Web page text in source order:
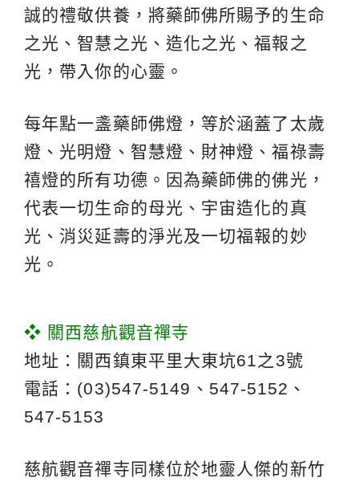
誠的禮敬供養，將藥師佛所賜予的生命
之光、智慧之光、造化之光、福報之
光，帶入你的心靈。
每年點一盞藥師佛燈，等於涵蓋了太歲
燈、光明燈、智慧燈、財神燈、福祿壽
禧燈的所有功德。因為藥師佛的佛光，
代表一切生命的母光、宇宙造化的真
光、消災延壽的淨光及一切福報的妙
光。
❖ 關西慈航觀音禪寺
地址：關西鎮東平里大東坑61之3號
電話：(03)547-5149、547-5152、
547-5153
慈航觀音禪寺同樣位於地靈人傑的新竹